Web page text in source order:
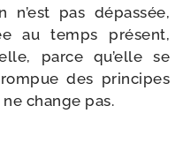
pas dépas­sée,
au temps pré­sent,
parce qu’elle se
des prin­cipes
change pas.